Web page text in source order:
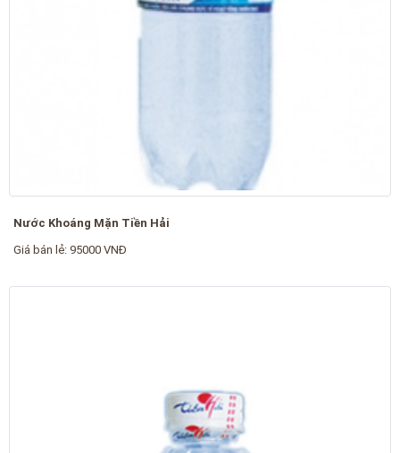
Nước Khoáng Mặn Tiền Hải
Giá bán lẻ: 95000 VNĐ